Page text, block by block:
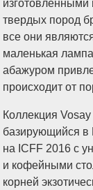
Коллекция
базирующийся в
на ICFF 2016 с
и кофейными
корней